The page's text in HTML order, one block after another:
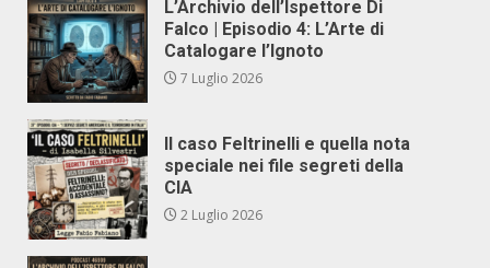
L’Archivio dell’Ispettore Di
Falco | Episodio 4: L’Arte di
Catalogare l’Ignoto
7 Luglio 2026
Il caso Feltrinelli e quella nota
speciale nei file segreti della
CIA
2 Luglio 2026